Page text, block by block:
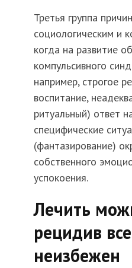
Третья группа
социологическим и
когда на развитие
компульсивного
например, строгое
воспитание,
ритуальный) ответ
специфические
(фантазирование)
собственного
успокоения.
Лечить
рецидив
неизбежен